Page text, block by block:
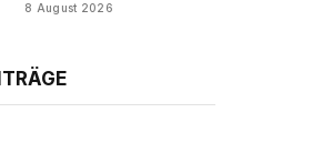
8 August 2026